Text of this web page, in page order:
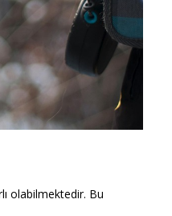
olabilmektedir. Bu